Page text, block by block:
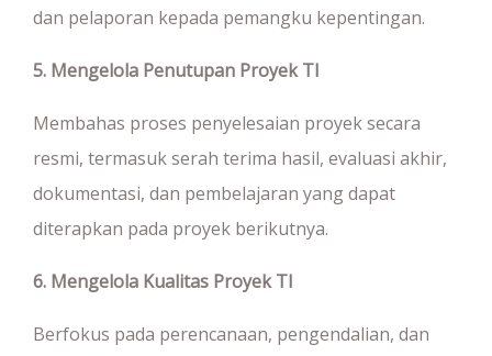
dan pelaporan kepada pemangku kepentingan.
5. Mengelola Penutupan Proyek TI
Membahas proses penyelesaian proyek secara
resmi, termasuk serah terima hasil, evaluasi akhir,
dokumentasi, dan pembelajaran yang dapat
diterapkan pada proyek berikutnya.
6. Mengelola Kualitas Proyek TI
Berfokus pada perencanaan, pengendalian, dan